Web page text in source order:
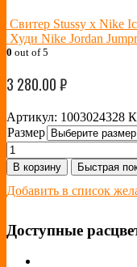
Свитер Stussy x Nike
Худи Nike Jordan
0 out of 5
3 280.00₽
Артикул: 1003024328
Размер
В корзину Быстрая
Добавить в список
Доступные